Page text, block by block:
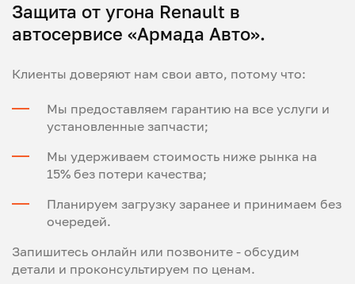
Защита от угона Renault в
автосервисе «Армада Авто».
Клиенты доверяют нам свои авто, потому что:
Мы предоставляем гарантию на все услуги и
установленные запчасти;
Мы удерживаем стоимость ниже рынка на
15% без потери качества;
Планируем загрузку заранее и принимаем без
очередей.
Запишитесь онлайн или позвоните - обсудим
детали и проконсультируем по ценам.